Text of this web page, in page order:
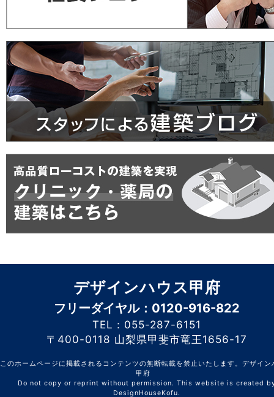
デザインハウス甲府
フリーダイヤル：0120-916-822
TEL：055-287-6151
〒400-0118 山梨県甲斐市竜王1656-17
このホームページに掲載されるコンテンツの無断転載を禁止いたします。デザイン
甲府
Do not copy or reprint without permission. This website is created
DesignHouseKofu.